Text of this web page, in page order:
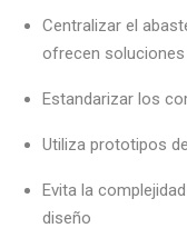
Centralizar el
ofrecen soluciones
Estandarizar los
Utiliza prototipos
Evita la
diseño